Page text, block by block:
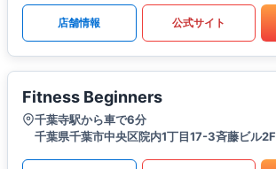
店舗情報 公式サイト
Fitness Beginners
千葉寺駅から車で6分
千葉県千葉市中央区院内1丁目17-3斉藤ビル2F